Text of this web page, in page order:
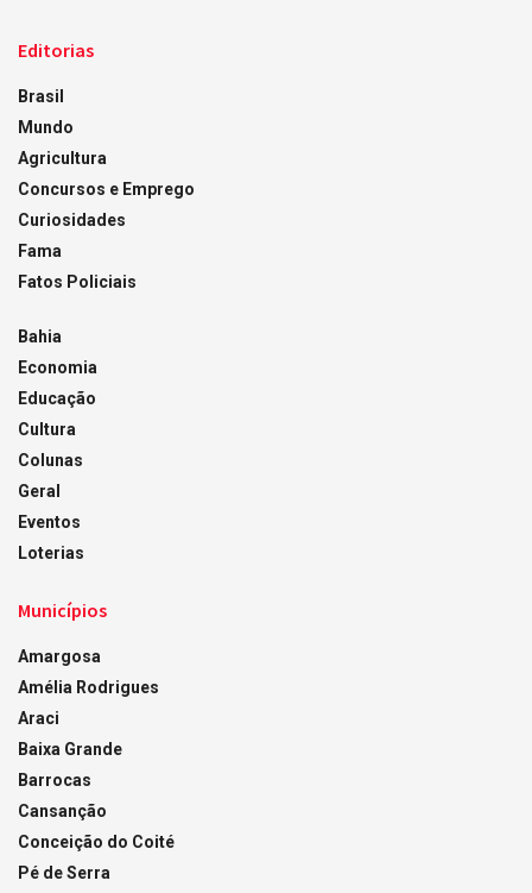
Editorias
Brasil
Mundo
Agricultura
Concursos e Emprego
Curiosidades
Fama
Fatos Policiais
Bahia
Economia
Educação
Cultura
Colunas
Geral
Eventos
Loterias
Municípios
Amargosa
Amélia Rodrigues
Araci
Baixa Grande
Barrocas
Cansanção
Conceição do Coité
Pé de Serra